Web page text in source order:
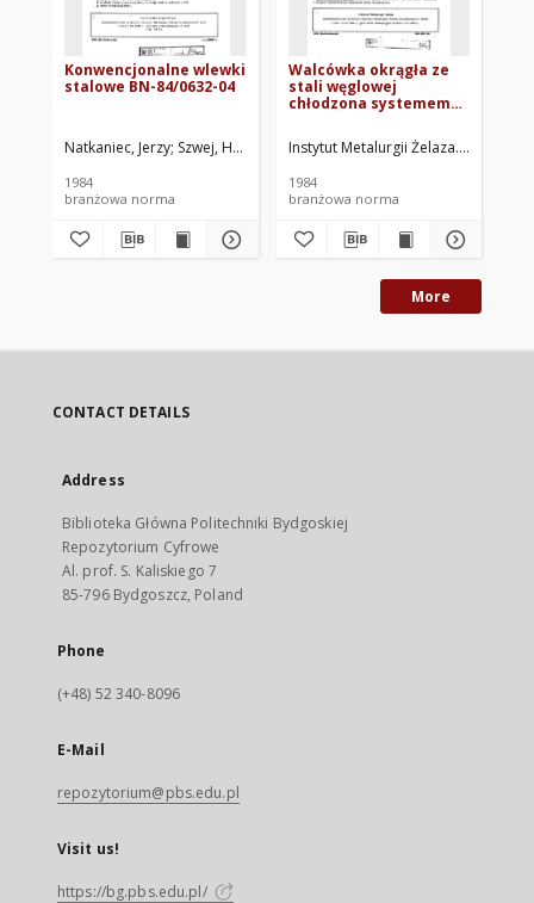
Konwencjonalne wlewki
stalowe BN-84/0632-04
Natkaniec, Jerzy Szwej, Henryk Instytut Metalurgii Żelaza. Oprac.
1984
branżowa norma
Walcówka okrągła ze
stali węglowej
chłodzona systemem
drutu BN-84/0644-54
Instytut Metalurgii Żelaza. Oprac.
1984
branżowa norma
More
CONTACT DETAILS
Address
Biblioteka Główna Politechniki Bydgoskiej
Repozytorium Cyfrowe
Al. prof. S. Kaliskiego 7
85-796 Bydgoszcz, Poland
Phone
(+48) 52 340-8096
E-Mail
repozytorium@pbs.edu.pl
Visit us!
https://bg.pbs.edu.pl/